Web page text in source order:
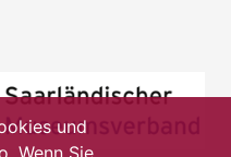
und
Wenn Sie